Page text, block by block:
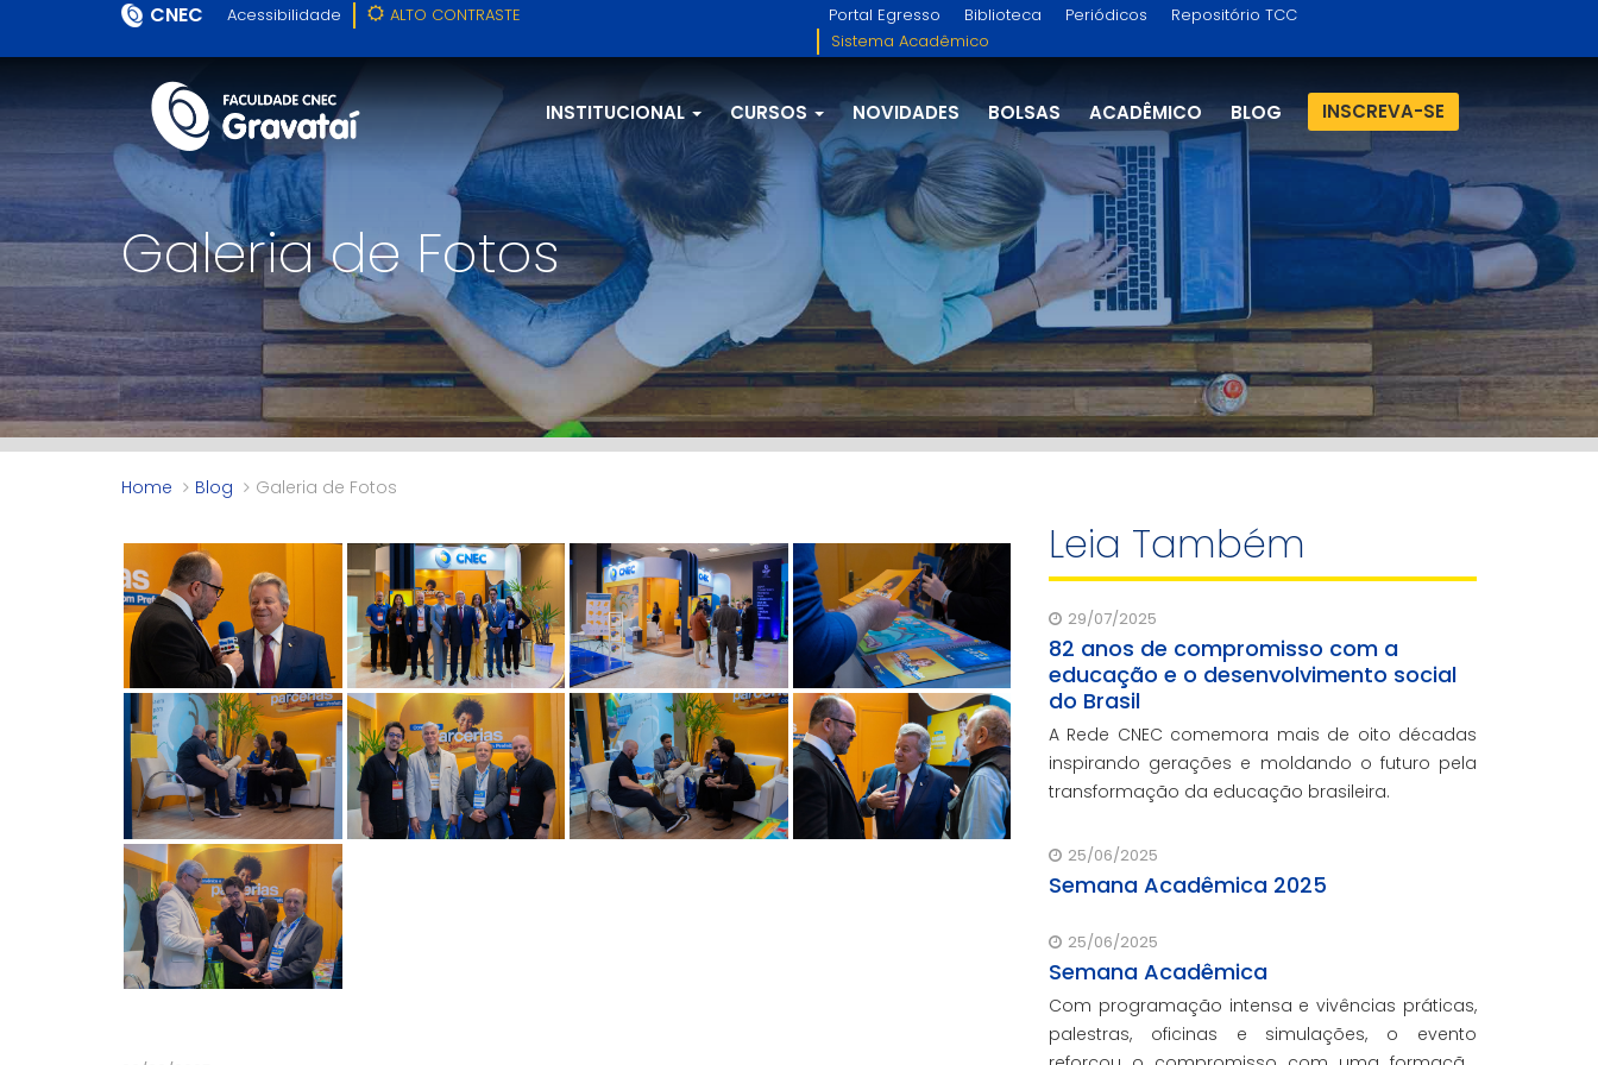
CNEC Acessibilidade ALTO CONTRASTE Portal Egresso Biblioteca Periódicos
Repositório TCC
Sistema Acadêmico
INSTITUCIONAL CURSOS NOVIDADES BOLSAS ACADÊMICO BLOG INSCREVA-SE
Galeria de Fotos
Home Blog Galeria de Fotos
Leia Também
29/07/2025
82 anos de compromisso com a
educação e o desenvolvimento social
do Brasil
A Rede CNEC comemora mais de oito décadas
inspirando gerações e moldando o futuro pela
transformação da educação brasileira.
25/06/2025
Semana Acadêmica 2025
25/06/2025
Semana Acadêmica
Com programação intensa e vivências práticas,
palestras, oficinas e simulações, o evento